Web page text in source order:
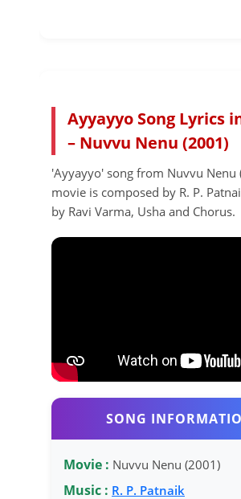
Ayyayyo Song Lyrics
– Nuvvu Nenu (2001)
'Ayyayyo' song from Nuvvu Nenu
movie is composed by R. P.
by Ravi Varma, Usha and Chorus.
SONG
Movie : Nuvvu Nenu (2001)
Music : R. P. Patnaik